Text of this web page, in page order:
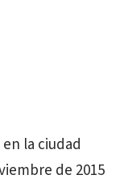
la ciudad
de 2015